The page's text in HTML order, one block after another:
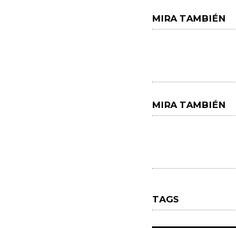
MIRA TAMBIÉN
MIRA TAMBIÉN
TAGS